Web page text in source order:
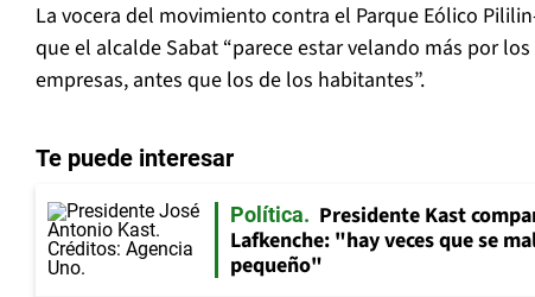
La vocera del movimiento contra el Parque Eólico
que el alcalde Sabat “parece estar velando más por
empresas, antes que los de los habitantes”.
Te puede interesar
Política
Presidente Kast
Lafkenche: "hay veces que se
pequeño"